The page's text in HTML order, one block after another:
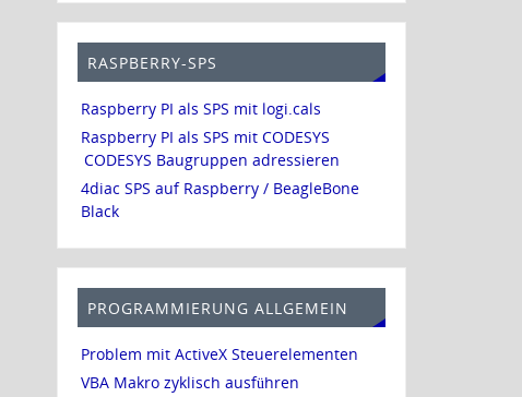
RASPBERRY-SPS
Raspberry PI als SPS mit logi.cals
Raspberry PI als SPS mit CODESYS
CODESYS Baugruppen adressieren
4diac SPS auf Raspberry / BeagleBone
Black
PROGRAMMIERUNG ALLGEMEIN
Problem mit ActiveX Steuerelementen
VBA Makro zyklisch ausführen